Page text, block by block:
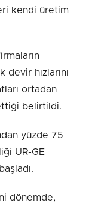
kendi üretim
hızlarını
ortadan
belirtildi.
yüzde 75
UR-GE
dönemde,